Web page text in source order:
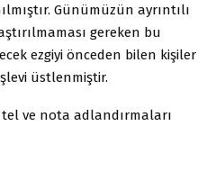
Günümüzün ayrıntılı
gereken bu
ezgiyi önceden bilen kişiler
üstlenmiştir.
tel ve nota adlandırmaları